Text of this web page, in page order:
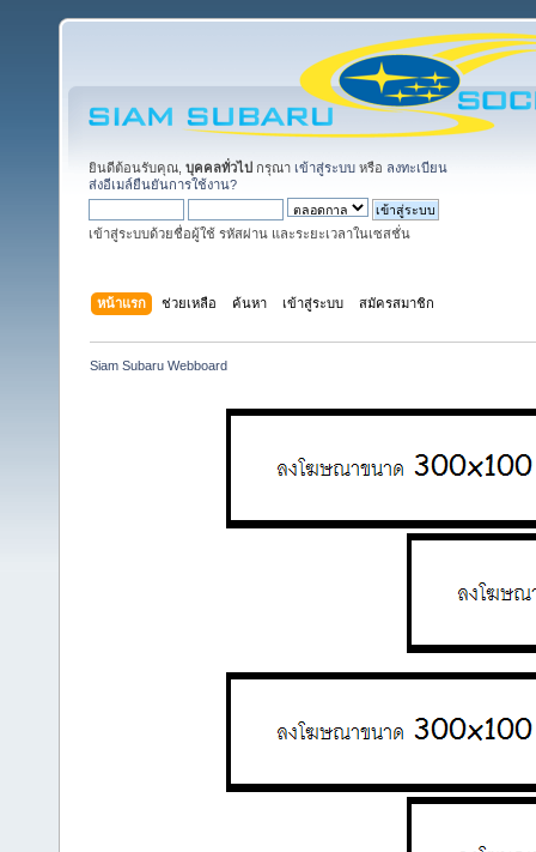
ยินดีต้อนรับคุณ, บุคคลทั่วไป กรุณา เข้าสู่ระบบ หรือ ลงทะเบียน
ส่งอีเมล์ยืนยันการใช้งาน?
เข้าสู่ระบบด้วยชื่อผู้ใช้ รหัสผ่าน และระยะเวลาในเซสชั่น
หน้าแรก ช่วยเหลือ ค้นหา เข้าสู่ระบบ สมัครสมาชิก
Siam Subaru Webboard